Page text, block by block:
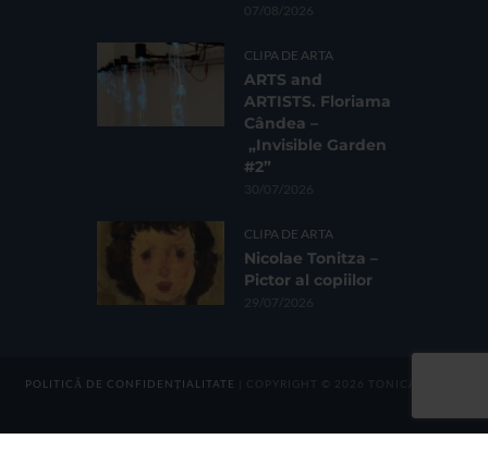
07/08/2026
CLIPA DE ARTA
ARTS and
ARTISTS. Floriama
Cândea –
„Invisible Garden
#2”
30/07/2026
CLIPA DE ARTA
Nicolae Tonitza –
Pictor al copiilor
29/07/2026
POLITICĂ DE CONFIDENȚIALITATE | COPYRIGHT © 2026 TONICA GROUP